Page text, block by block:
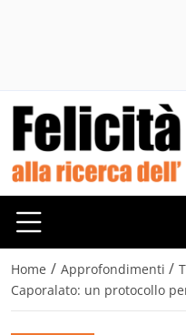
Home / Approfondimenti /
Caporalato: un protocollo